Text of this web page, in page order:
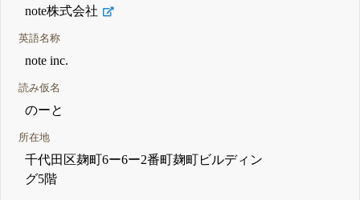
note株式会社
英語名称
note inc.
読み仮名
のーと
所在地
千代田区麹町6ー6ー2番町麹町ビルディン
グ5階